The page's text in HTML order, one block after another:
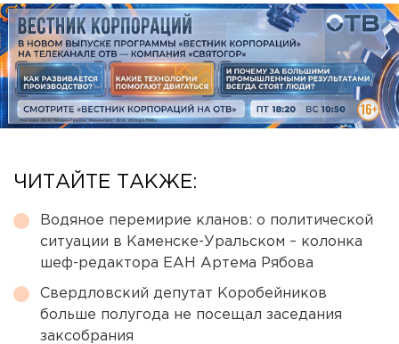
ЧИТАЙТЕ ТАКЖЕ:
Водяное перемирие кланов: о политической
ситуации в Каменске-Уральском – колонка
шеф-редактора ЕАН Артема Рябова
Свердловский депутат Коробейников
больше полугода не посещал заседания
заксобрания